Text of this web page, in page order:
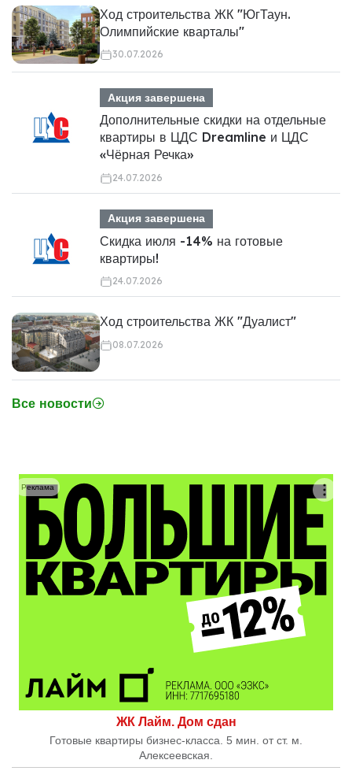
Ход строительства ЖК "ЮгТаун.
Олимпийские кварталы"
30.07.2026
Акция завершена
Дополнительные скидки на отдельные
квартиры в ЦДС Dreamline и ЦДС
«Чёрная Речка»
24.07.2026
Акция завершена
Скидка июля -14% на готовые
квартиры!
24.07.2026
Ход строительства ЖК "Дуалист"
08.07.2026
Все новости
ЖК Лайм. Дом сдан
Готовые квартиры бизнес-класса. 5 мин. от ст. м.
Алексеевская.
Реклама